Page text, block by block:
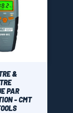
&
PAR
- CMT